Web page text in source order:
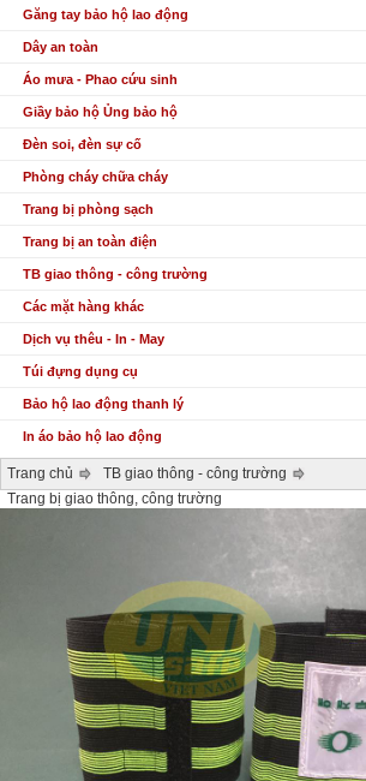
Găng tay bảo hộ lao động
Dây an toàn
Áo mưa - Phao cứu sinh
Giầy bảo hộ Ủng bảo hộ
Đèn soi, đèn sự cố
Phòng cháy chữa cháy
Trang bị phòng sạch
Trang bị an toàn điện
TB giao thông - công trường
Các mặt hàng khác
Dịch vụ thêu - In - May
Túi đựng dụng cụ
Bảo hộ lao động thanh lý
In áo bảo hộ lao động
Trang chủ
TB giao thông - công trường
Trang bị giao thông, công trường